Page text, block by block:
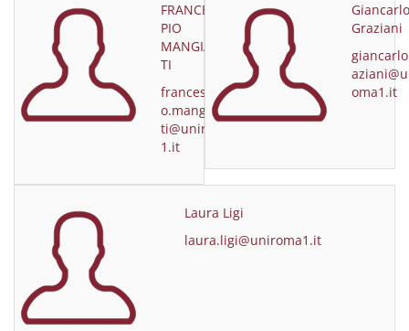
FRANCESCO
PIO
MANGIACOT
TI
francescopi
o.mangiacot
ti@uniroma
1.it
Giancarlo
Graziani
oma1.it
Laura Ligi
laura.ligi@uniroma1.it